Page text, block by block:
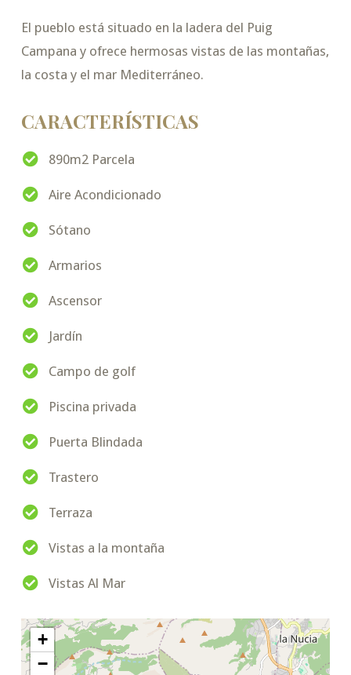
El pueblo está situado en la ladera del Puig
Campana y ofrece hermosas vistas de las montañas,
la costa y el mar Mediterráneo.
CARACTERÍSTICAS
890m2 Parcela
Aire Acondicionado
Sótano
Armarios
Ascensor
Jardín
Campo de golf
Piscina privada
Puerta Blindada
Trastero
Terraza
Vistas a la montaña
Vistas Al Mar
+
−